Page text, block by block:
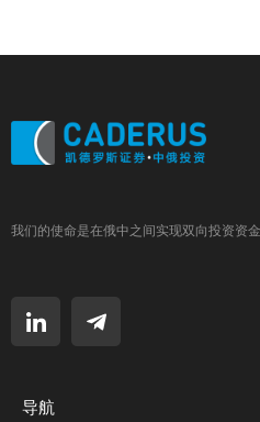
我们的使命是在俄中之间实现双向投资资金
导航